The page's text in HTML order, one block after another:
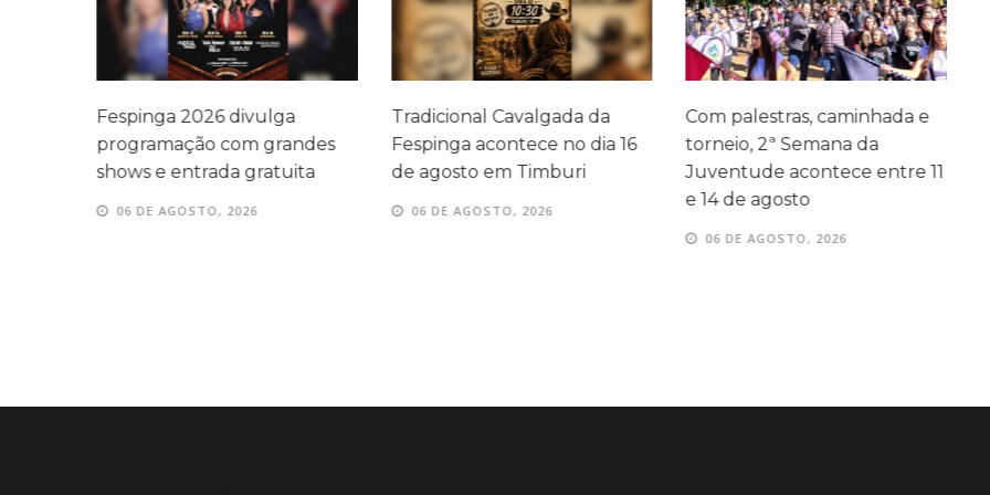
Fespinga 2026 divulga
programação com grandes
shows e entrada gratuita
06 DE AGOSTO, 2026
Tradicional Cavalgada da
Fespinga acontece no dia 16
de agosto em Timburi
06 DE AGOSTO, 2026
Com palestras, caminhada e
torneio, 2ª Semana da
Juventude acontece entre 11
e 14 de agosto
06 DE AGOSTO, 2026